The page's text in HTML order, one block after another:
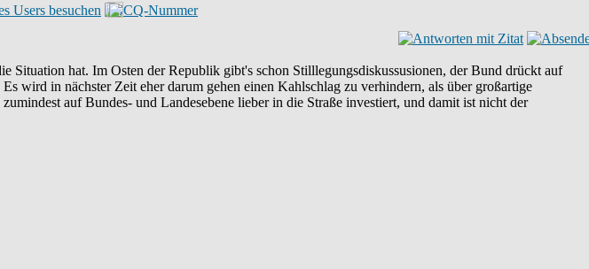
Situation hat. Im Osten der Republik gibt's schon Stilllegungsdiskussusionen, der Bund drückt auf
wird in nächster Zeit eher darum gehen einen Kahlschlag zu verhindern, als über großartige
auf Bundes- und Landesebene lieber in die Straße investiert, und damit ist nicht der